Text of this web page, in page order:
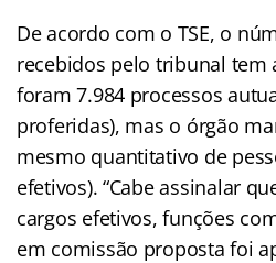
De acordo com o TSE, o
recebidos pelo tribunal tem
foram 7.984 processos
proferidas), mas o órgão
mesmo quantitativo de
efetivos). “Cabe assinalar
cargos efetivos, funções
em comissão proposta foi